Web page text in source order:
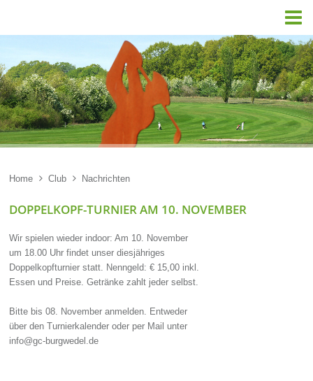

Home  Club  Nachrichten
DOPPELKOPF-TURNIER AM 10. NOVEMBER
Wir spielen wieder indoor: Am 10. November
um 18.00 Uhr findet unser diesjähriges
Doppelkopfturnier statt. Nenngeld: € 15,00 inkl.
Essen und Preise. Getränke zahlt jeder selbst.
Bitte bis 08. November anmelden. Entweder
über den Turnierkalender oder per Mail unter
info@gc-burgwedel.de